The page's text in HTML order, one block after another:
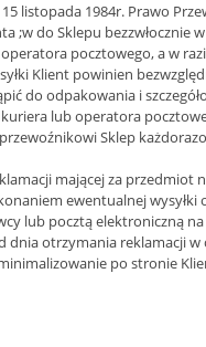
listopada 1984r. Prawo
;w do Sklepu
pocztowego, a w
Klient powinien
do odpakowania i
lub operatora
Sklep
mającej za
ewentualnej
lub pocztą elektroniczną
otrzymania reklamacji
po stronie